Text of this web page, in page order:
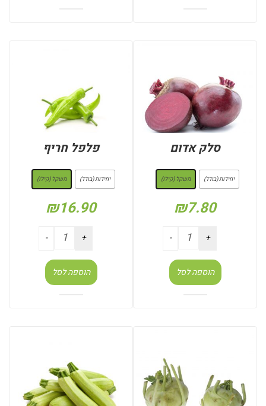
סלק אדום
יחידות (בודד) משקל (קילו)
₪7.80
הוספה לסל
פלפל חריף
יחידות (בודד) משקל (קילו)
₪16.90
הוספה לסל